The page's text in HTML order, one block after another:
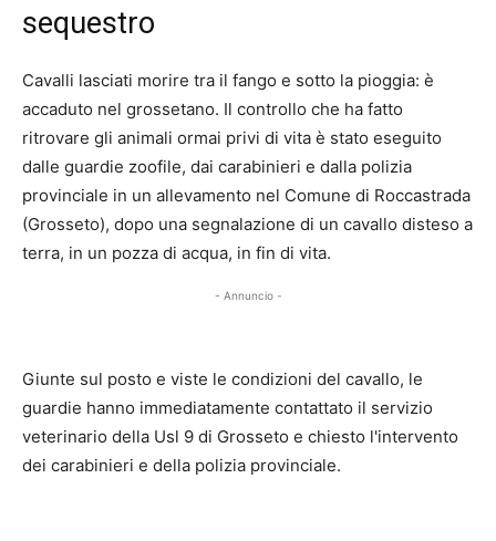
sequestro
Cavalli lasciati morire tra il fango e sotto la pioggia: è
accaduto nel grossetano. Il controllo che ha fatto
ritrovare gli animali ormai privi di vita è stato eseguito
dalle guardie zoofile, dai carabinieri e dalla polizia
provinciale in un allevamento nel Comune di Roccastrada
(Grosseto), dopo una segnalazione di un cavallo disteso a
terra, in un pozza di acqua, in fin di vita.
- Annuncio -
Giunte sul posto e viste le condizioni del cavallo, le
guardie hanno immediatamente contattato il servizio
veterinario della Usl 9 di Grosseto e chiesto l'intervento
dei carabinieri e della polizia provinciale.